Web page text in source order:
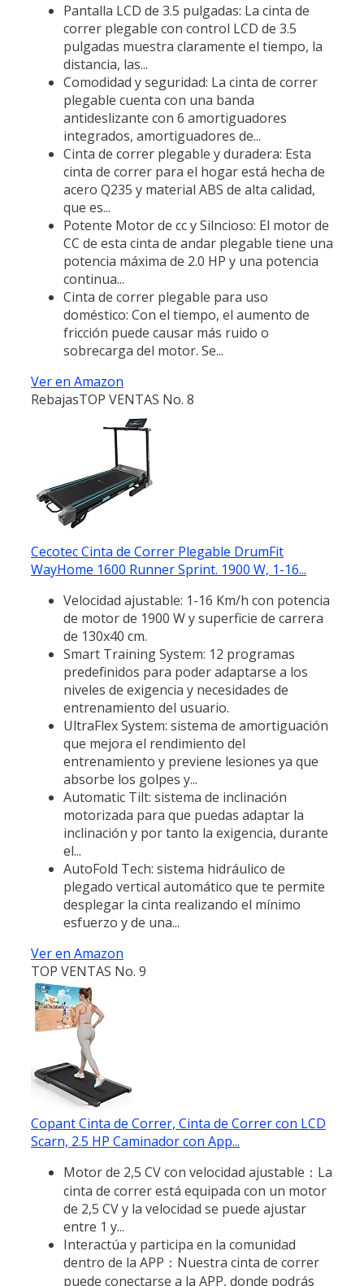
Pantalla LCD de 3.5 pulgadas: La cinta de
correr plegable con control LCD de 3.5
pulgadas muestra claramente el tiempo, la
distancia, las...
Comodidad y seguridad: La cinta de correr
plegable cuenta con una banda
antideslizante con 6 amortiguadores
integrados, amortiguadores de...
Cinta de correr plegable y duradera: Esta
cinta de correr para el hogar está hecha de
acero Q235 y material ABS de alta calidad,
que es...
Potente Motor de cc y Silncioso: El motor de
CC de esta cinta de andar plegable tiene una
potencia máxima de 2.0 HP y una potencia
continua...
Cinta de correr plegable para uso
doméstico: Con el tiempo, el aumento de
fricción puede causar más ruido o
sobrecarga del motor. Se...
Ver en Amazon
RebajasTOP VENTAS No. 8
Cecotec Cinta de Correr Plegable DrumFit
WayHome 1600 Runner Sprint. 1900 W, 1-16...
Velocidad ajustable: 1-16 Km/h con potencia
de motor de 1900 W y superficie de carrera
de 130x40 cm.
Smart Training System: 12 programas
predefinidos para poder adaptarse a los
niveles de exigencia y necesidades de
entrenamiento del usuario.
UltraFlex System: sistema de amortiguación
que mejora el rendimiento del
entrenamiento y previene lesiones ya que
absorbe los golpes y...
Automatic Tilt: sistema de inclinación
motorizada para que puedas adaptar la
inclinación y por tanto la exigencia, durante
el...
AutoFold Tech: sistema hidráulico de
plegado vertical automático que te permite
desplegar la cinta realizando el mínimo
esfuerzo y de una...
Ver en Amazon
TOP VENTAS No. 9
Copant Cinta de Correr, Cinta de Correr con LCD
Scarn, 2.5 HP Caminador con App...
Motor de 2,5 CV con velocidad ajustable：La
cinta de correr está equipada con un motor
de 2,5 CV y la velocidad se puede ajustar
entre 1 y...
Interactúa y participa en la comunidad
dentro de la APP：Nuestra cinta de correr
puede conectarse a la APP, donde podrás